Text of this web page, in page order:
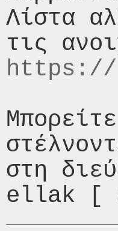
Λίστα
στη